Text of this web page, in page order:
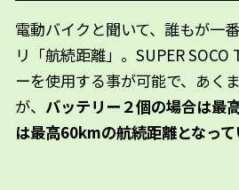
電動バイクと聞いて、誰もが一
リ「航続距離」。SUPER SOCO
ーを使用する事が可能で、あく
が、バッテリー２個の場合は最
は最高60kmの航続距離となっ